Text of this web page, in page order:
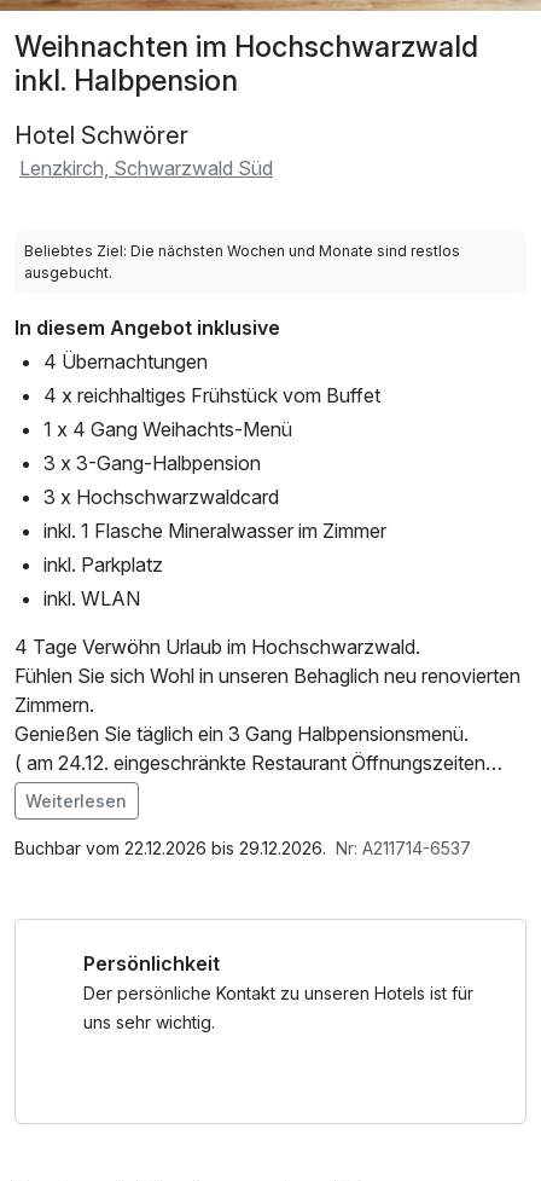
Weihnachten im Hochschwarzwald
inkl. Halbpension
Hotel Schwörer
Lenzkirch, Schwarzwald Süd
Beliebtes Ziel: Die nächsten Wochen und Monate sind restlos
ausgebucht.
In diesem Angebot inklusive
4 Übernachtungen
4 x reichhaltiges Frühstück vom Buffet
1 x 4 Gang Weihachts-Menü
3 x 3-Gang-Halbpension
3 x Hochschwarzwaldcard
inkl. 1 Flasche Mineralwasser im Zimmer
inkl. Parkplatz
inkl. WLAN
4 Tage Verwöhn Urlaub im Hochschwarzwald.
Fühlen Sie sich Wohl in unseren Behaglich neu renovierten
Zimmern.
Genießen Sie täglich ein 3 Gang Halbpensionsmenü.
( am 24.12. eingeschränkte Restaurant Öffnungszeiten
17.30-19.00 Uhr )
am 01. Weihnachtsfeiertag, servieren wir ein 4 Gang
Weihnachtsmenü
Hochschwarzwaldes. Sie erreichen Sehenswürdigkeiten
binnen weniger Minuten.
Titisee 9Km
Im Angebot enthalten
1 Flasche Mineralwasser, Parkplatz, W-LAN Nutzung /
Weiterlesen
Buchbar vom 22.12.2026 bis 29.12.2026. Nr: A211714-6537
Persönlichkeit
Der persönliche Kontakt zu unseren Hotels ist für
uns sehr wichtig.